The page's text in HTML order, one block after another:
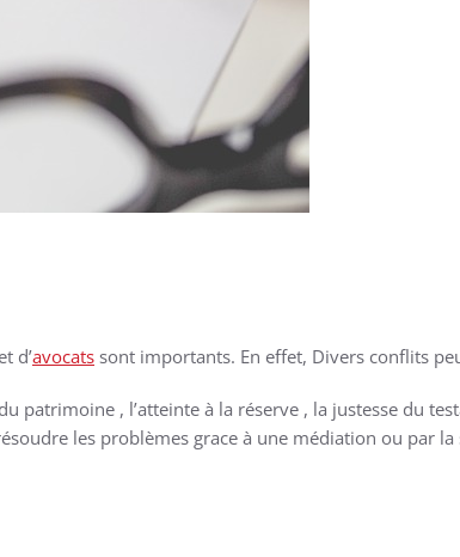
d’avocats sont importants. En effet, Divers conflits
patrimoine , l’atteinte à la réserve , la justesse du
les problèmes grace à une médiation ou par